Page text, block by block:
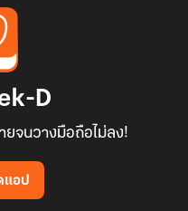
D
จนวางมือถือไม่ลง!
แอป